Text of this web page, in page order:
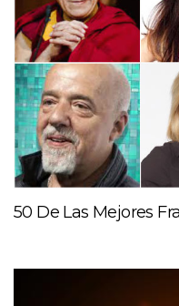
50 De Las Mejores